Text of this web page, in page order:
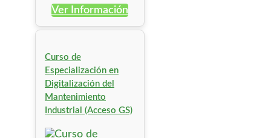
Ver Información
Curso de
Especialización en
Digitalización del
Mantenimiento
Industrial (Acceso GS)